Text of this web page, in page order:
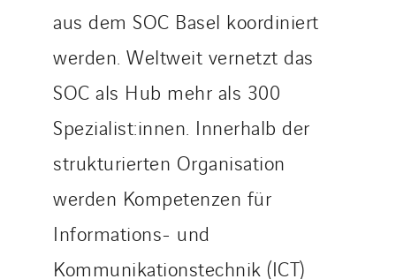
aus dem SOC Basel koordiniert
werden. Weltweit vernetzt das
SOC als Hub mehr als 300
Spezialist:innen. Innerhalb der
strukturierten Organisation
werden Kompetenzen für
Informations- und
Kommunikationstechnik (ICT)